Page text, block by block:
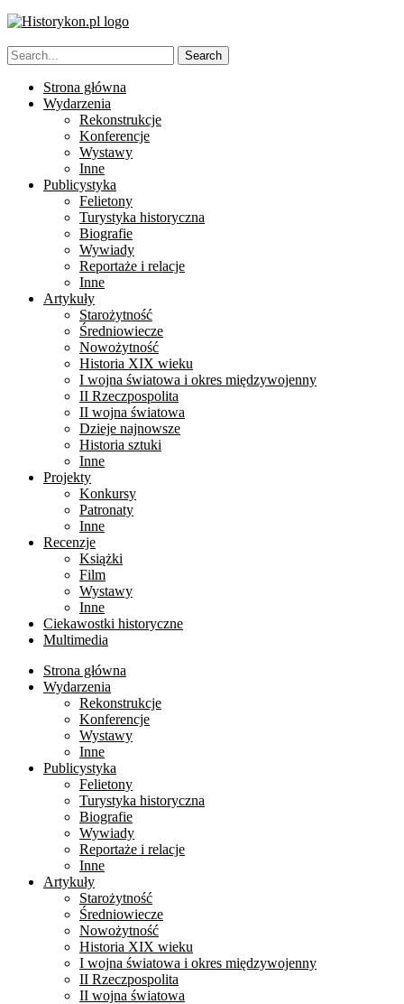
Strona główna
Wydarzenia
Rekonstrukcje
Konferencje
Wystawy
Inne
Publicystyka
Felietony
Turystyka historyczna
Biografie
Wywiady
Reportaże i relacje
Inne
Artykuły
Starożytność
Średniowiecze
Nowożytność
Historia XIX wieku
I wojna światowa i okres międzywojenny
II Rzeczpospolita
II wojna światowa
Dzieje najnowsze
Historia sztuki
Inne
Projekty
Konkursy
Patronaty
Inne
Recenzje
Książki
Film
Wystawy
Inne
Ciekawostki historyczne
Multimedia
Strona główna
Wydarzenia
Rekonstrukcje
Konferencje
Wystawy
Inne
Publicystyka
Felietony
Turystyka historyczna
Biografie
Wywiady
Reportaże i relacje
Inne
Artykuły
Starożytność
Średniowiecze
Nowożytność
Historia XIX wieku
I wojna światowa i okres międzywojenny
II Rzeczpospolita
II wojna światowa